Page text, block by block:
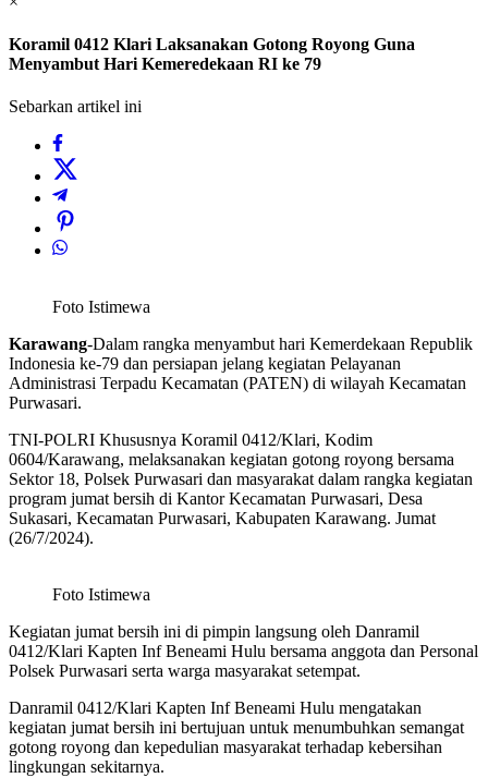
Koramil 0412 Klari Laksanakan Gotong Royong Guna
Menyambut Hari Kemeredekaan RI ke 79
Sebarkan artikel ini
Foto Istimewa
Karawang-Dalam rangka menyambut hari Kemerdekaan Republik
Indonesia ke-79 dan persiapan jelang kegiatan Pelayanan
Administrasi Terpadu Kecamatan (PATEN) di wilayah Kecamatan
Purwasari.
TNI-POLRI Khususnya Koramil 0412/Klari, Kodim
0604/Karawang, melaksanakan kegiatan gotong royong bersama
Sektor 18, Polsek Purwasari dan masyarakat dalam rangka kegiatan
program jumat bersih di Kantor Kecamatan Purwasari, Desa
Sukasari, Kecamatan Purwasari, Kabupaten Karawang. Jumat
(26/7/2024).
Foto Istimewa
Kegiatan jumat bersih ini di pimpin langsung oleh Danramil
0412/Klari Kapten Inf Beneami Hulu bersama anggota dan Personal
Polsek Purwasari serta warga masyarakat setempat.
Danramil 0412/Klari Kapten Inf Beneami Hulu mengatakan
kegiatan jumat bersih ini bertujuan untuk menumbuhkan semangat
gotong royong dan kepedulian masyarakat terhadap kebersihan
lingkungan sekitarnya.